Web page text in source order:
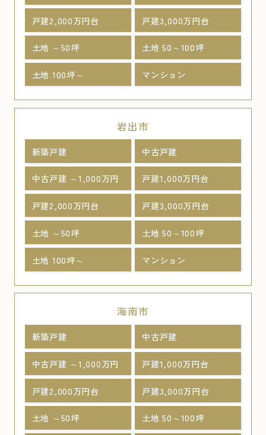
戸建2,000万円台 戸建3,000万円台
土地 ～50坪 土地 50～100坪
土地 100坪～ マンション
岩出市
新築戸建 中古戸建
中古戸建 ～1,000万円 戸建1,000万円台
戸建2,000万円台 戸建3,000万円台
土地 ～50坪 土地 50～100坪
土地 100坪～ マンション
海南市
新築戸建 中古戸建
中古戸建 ～1,000万円 戸建1,000万円台
戸建2,000万円台 戸建3,000万円台
土地 ～50坪 土地 50～100坪